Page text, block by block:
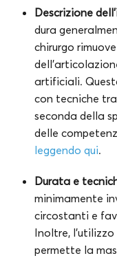
Descrizione
dura
chirurgo
artificiali.
con tecniche
seconda della
delle
leggendo qui.
Durata e
minimamente
circostanti e
Inoltre,
permette la